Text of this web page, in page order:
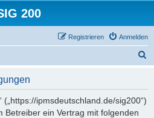
200
Anmelden
Registrieren
(„https://ipmsdeutschland.de/sig200“)
Betreiber ein Vertrag mit folgenden